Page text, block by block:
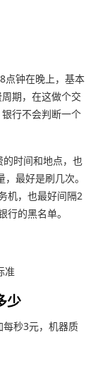
点钟在晚上，基本
期，在这做个交
行不会判断一个
时间和地点，也
最好是刷几次。
机，也最好间隔2
的黑名单。
准
少
秒3元，机器质